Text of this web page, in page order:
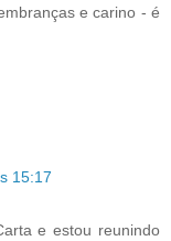
e carino - é
15:17
e estou reunindo